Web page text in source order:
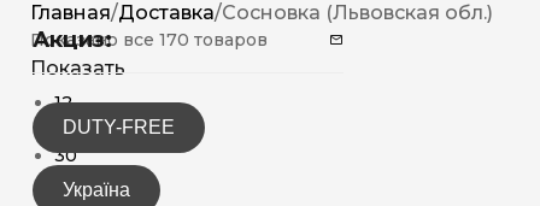
Акциз:
DUTY-FREE
Україна
Главная/Доставка/Сосновка (Львовская обл.)
Показано все 170 товаров
Показать
12
15
30